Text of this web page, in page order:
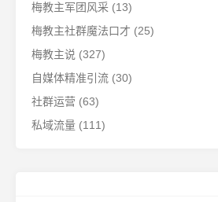
梅教主军团风采 (13)
梅教主社群魔法口才 (25)
梅教主说 (327)
自媒体精准引流 (30)
社群运营 (63)
私域流量 (111)